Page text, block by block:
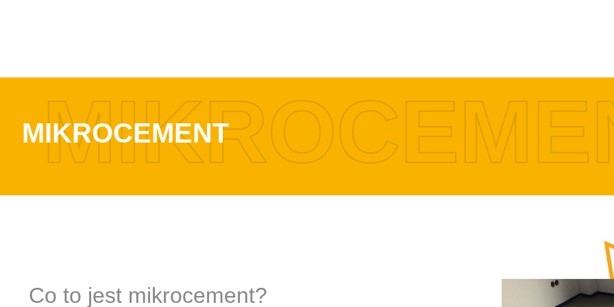
MIKROCEMENT
Co to jest mikrocement?